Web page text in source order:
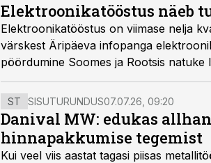
Elektroonikatööstus näeb
Elektroonikatööstus on viimase nelja
värskest Äripäeva infopanga
pöördumine Soomes ja Rootsis
juhtimiskonsultatsioonide valdkonna
ST SISUTURUNDUS07.07.26, 09:20
Danival MW: edukas
hinnapakkumise tegemist
Kui veel viis aastat tagasi piisas